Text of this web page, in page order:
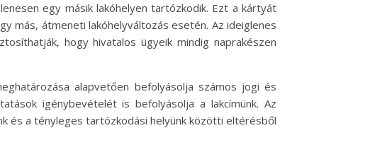
egy másik lakóhelyen tartózkodik. Ezt a kártyát
más, átmeneti lakóhelyváltozás esetén. Az ideiglenes
hogy hivatalos ügyeik mindig naprakészen
alapvetően befolyásolja számos jogi és
igénybevételét is befolyásolja a lakcímünk. Az
és a tényleges tartózkodási helyünk közötti eltérésből